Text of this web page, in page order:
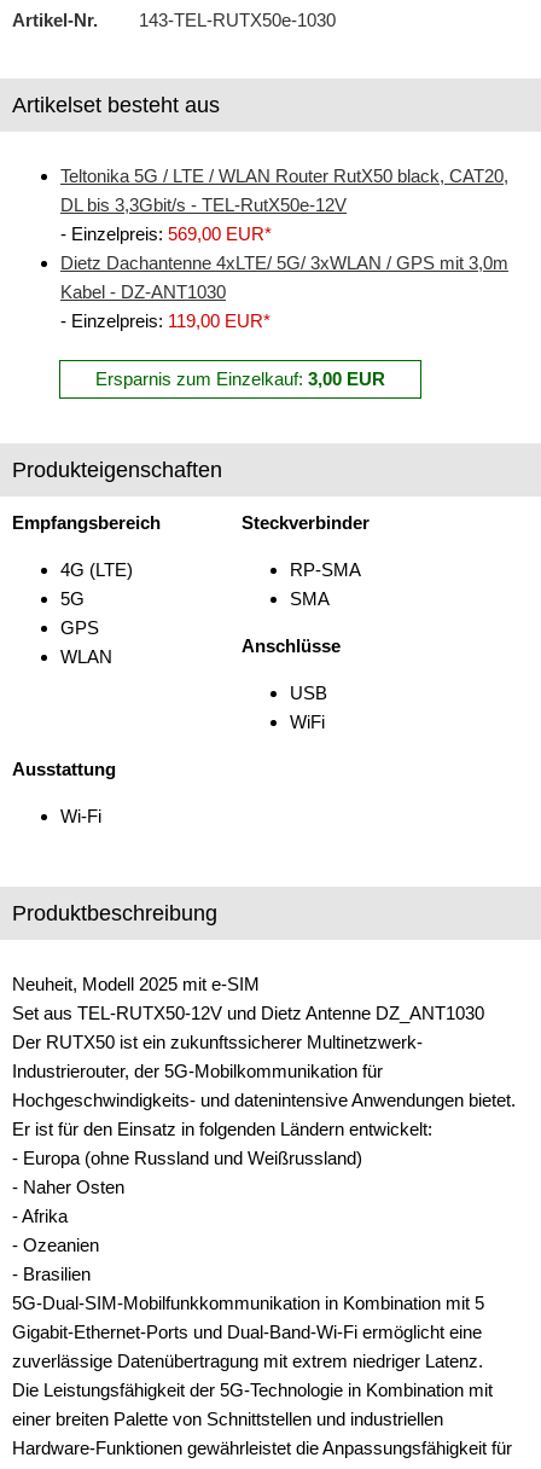
Soundprozessoren
Subwoofer
Verstärker
Zubehör
Artikel-Nr.
143-TEL-RUTX50e-1030
Artikelset besteht aus
Teltonika 5G / LTE / WLAN Router RutX50 black, CAT20,
DL bis 3,3Gbit/s - TEL-RutX50e-12V
- Einzelpreis: 569,00 EUR*
Dietz Dachantenne 4xLTE/ 5G/ 3xWLAN / GPS mit 3,0m
Kabel - DZ-ANT1030
- Einzelpreis: 119,00 EUR*
Ersparnis zum Einzelkauf: 3,00 EUR
Produkteigenschaften
Empfangsbereich
4G (LTE)
5G
GPS
WLAN
Steckverbinder
RP-SMA
SMA
Anschlüsse
USB
WiFi
Ausstattung
Wi-Fi
Produktbeschreibung
Neuheit, Modell 2025 mit e-SIM
Set aus TEL-RUTX50-12V und Dietz Antenne DZ_ANT1030
Der RUTX50 ist ein zukunftssicherer Multinetzwerk-
Industrierouter, der 5G-Mobilkommunikation für
Hochgeschwindigkeits- und datenintensive Anwendungen bietet.
Er ist für den Einsatz in folgenden Ländern entwickelt:
- Europa (ohne Russland und Weißrussland)
- Naher Osten
- Afrika
- Ozeanien
- Brasilien
5G-Dual-SIM-Mobilfunkkommunikation in Kombination mit 5
Gigabit-Ethernet-Ports und Dual-Band-Wi-Fi ermöglicht eine
zuverlässige Datenübertragung mit extrem niedriger Latenz.
Die Leistungsfähigkeit der 5G-Technologie in Kombination mit
einer breiten Palette von Schnittstellen und industriellen
Hardware-Funktionen gewährleistet die Anpassungsfähigkeit für